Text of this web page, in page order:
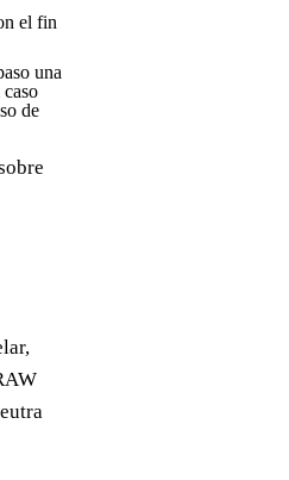
el fin
una
de